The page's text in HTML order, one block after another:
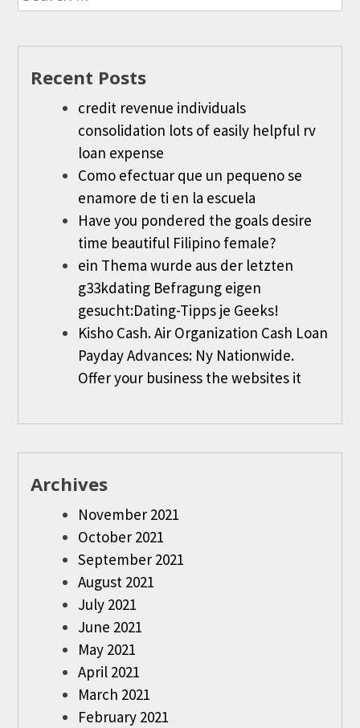
for:
Recent Posts
credit revenue individuals
consolidation lots of easily helpful rv
loan expense
Como efectuar que un pequeno se
enamore de ti en la escuela
Have you pondered the goals desire
time beautiful Filipino female?
ein Thema wurde aus der letzten
g33kdating Befragung eigen
gesucht:Dating-Tipps je Geeks!
Kisho Cash. Air Organization Cash Loan
Payday Advances: Ny Nationwide.
Offer your business the websites it
Archives
November 2021
October 2021
September 2021
August 2021
July 2021
June 2021
May 2021
April 2021
March 2021
February 2021